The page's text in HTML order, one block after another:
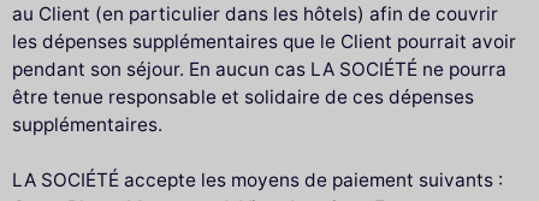
au Client (en particulier dans les hôtels) afin de couvrir
les dépenses supplémentaires que le Client pourrait avoir
pendant son séjour. En aucun cas LA SOCIÉTÉ ne pourra
être tenue responsable et solidaire de ces dépenses
supplémentaires.
LA SOCIÉTÉ accepte les moyens de paiement suivants :